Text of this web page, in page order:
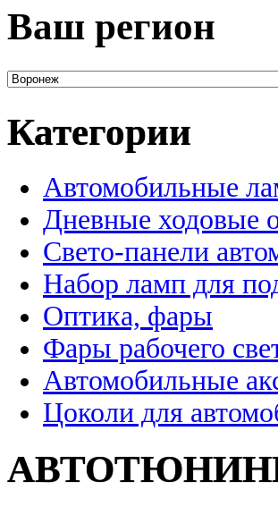
Ваш регион
Категории
Автомобильные
Дневные ходовые
Свето-панели
Набор ламп для
Оптика, фары
Фары рабочего
Автомобильные
Цоколи для